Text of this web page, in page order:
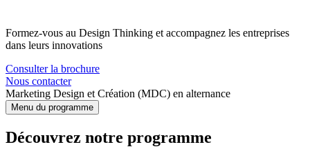
Formez-vous au Design Thinking et accompagnez les entreprises
dans leurs innovations
Consulter la brochure
Nous contacter
Marketing Design et Création (MDC) en alternance
Menu du programme
Découvrez notre programme